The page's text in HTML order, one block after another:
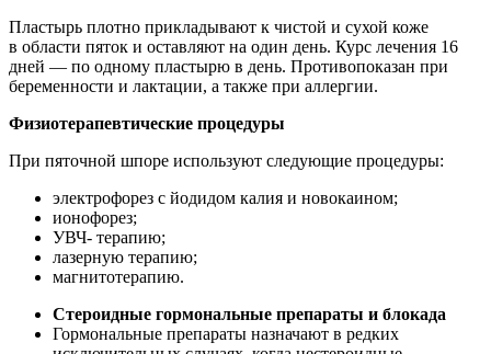
Пластырь плотно прикладывают к чистой и сухой коже
в области пяток и оставляют на один день. Курс лечения 16
дней — по одному пластырю в день. Противопоказан при
беременности и лактации, а также при аллергии.
Физиотерапевтические процедуры
При пяточной шпоре используют следующие процедуры:
электрофорез с йодидом калия и новокаином;
ионофорез;
УВЧ- терапию;
лазерную терапию;
магнитотерапию.
Стероидные гормональные препараты и блокада
Гормональные препараты назначают в редких